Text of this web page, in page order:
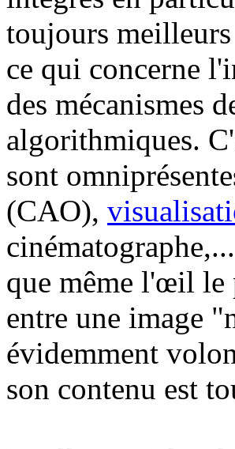
toujours meilleurs
ce qui concerne
des mécanismes
algorithmiques.
sont
(CAO),
que même l'œil le
entre une image
évidemment
son contenu est